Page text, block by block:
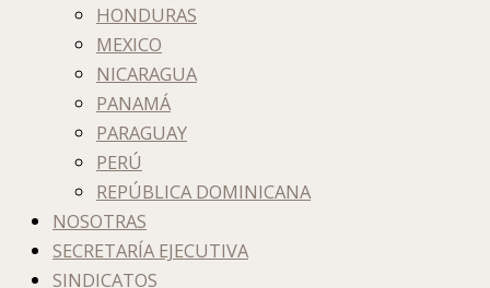
HONDURAS
MEXICO
NICARAGUA
PANAMÁ
PARAGUAY
PERÚ
REPÚBLICA DOMINICANA
NOSOTRAS
SECRETARÍA EJECUTIVA
SINDICATOS